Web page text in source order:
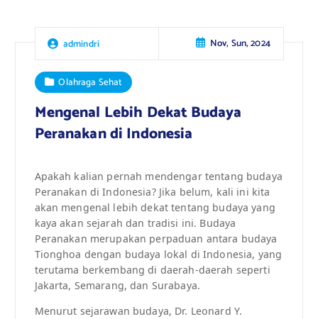
admindri Nov, Sun, 2024
Olahraga Sehat
Mengenal Lebih Dekat Budaya
Peranakan di Indonesia
Apakah kalian pernah mendengar tentang budaya
Peranakan di Indonesia? Jika belum, kali ini kita
akan mengenal lebih dekat tentang budaya yang
kaya akan sejarah dan tradisi ini. Budaya
Peranakan merupakan perpaduan antara budaya
Tionghoa dengan budaya lokal di Indonesia, yang
terutama berkembang di daerah-daerah seperti
Jakarta, Semarang, dan Surabaya.
Menurut sejarawan budaya, Dr. Leonard Y.